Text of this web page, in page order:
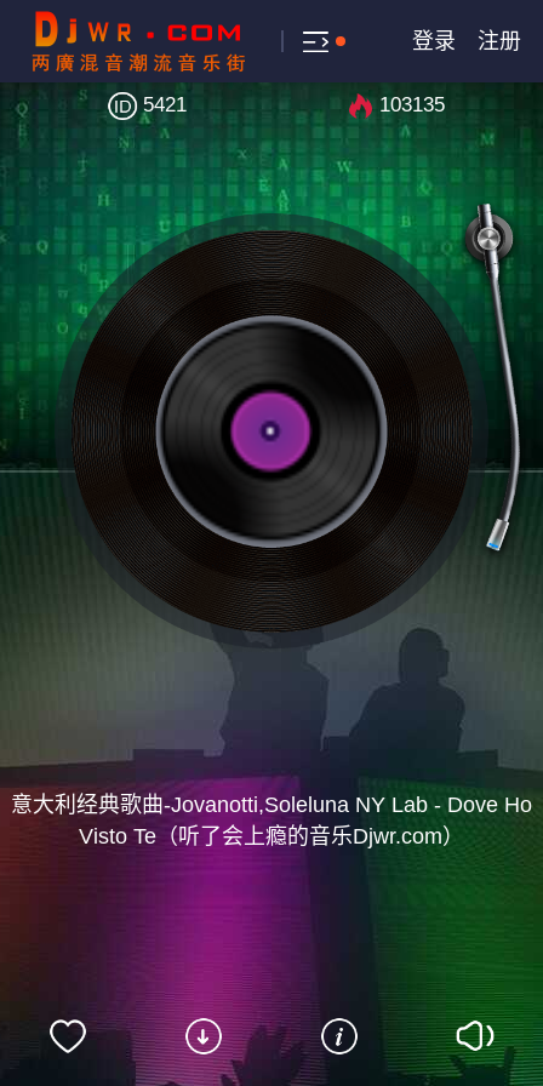
登录 注册
意大利经典歌曲-Jovanotti,Soleluna NY Lab - Dove Ho
Visto Te（听了会上瘾的音乐Djwr.com）
5421 103135